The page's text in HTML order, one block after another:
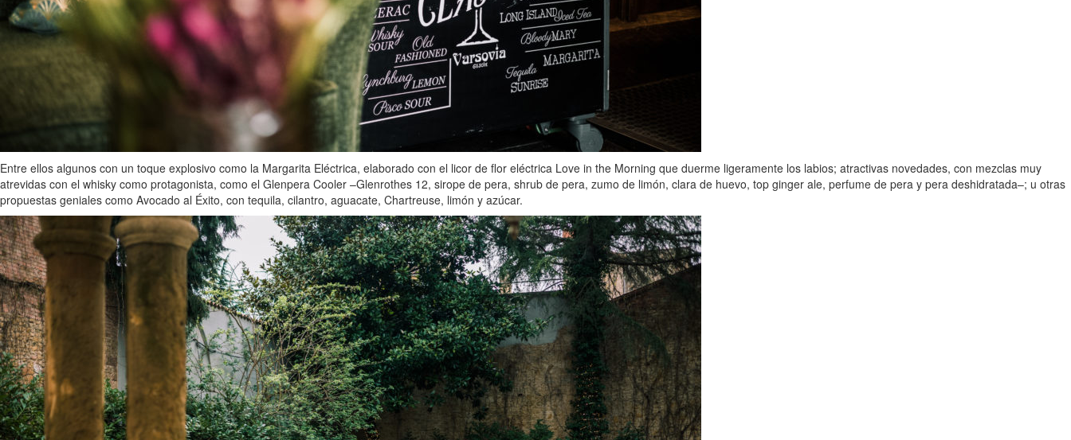
Entre ellos algunos con un toque explosivo como la Margarita Eléctrica, elaborado con el licor de flor eléctrica Love in the Morning que duerme ligeramente los labios; atractivas novedades, con mezclas muy
atrevidas con el whisky como protagonista, como el Glenpera Cooler –Glenrothes 12, sirope de pera, shrub de pera, zumo de limón, clara de huevo, top ginger ale, perfume de pera y pera deshidratada–; u otras
propuestas geniales como Avocado al Éxito, con tequila, cilantro, aguacate, Chartreuse, limón y azúcar.